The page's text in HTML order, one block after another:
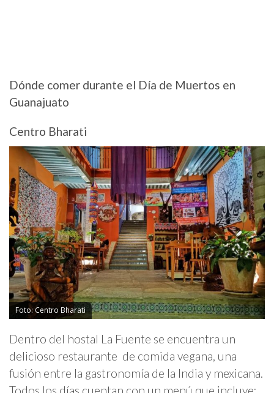
Dónde comer durante el Día de Muertos en
Guanajuato
Centro Bharati
Foto: Centro Bharati
Dentro del hostal La Fuente se encuentra un
delicioso restaurante de comida vegana, una
fusión entre la gastronomía de la India y mexicana.